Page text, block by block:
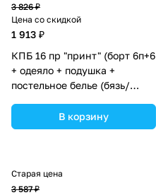
3 826 ₽
Цена со скидкой
1 913 ₽
КПБ 16 пр "принт" (борт 6п+6
+ одеяло + подушка +
постельное белье (бязь/
в ассортименте.
В корзину
Старая цена
3 587 ₽